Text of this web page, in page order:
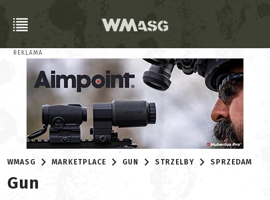
REKLAMA
WMASG MARKETPLACE GUN STRZELBY SPRZEDAM
Gun